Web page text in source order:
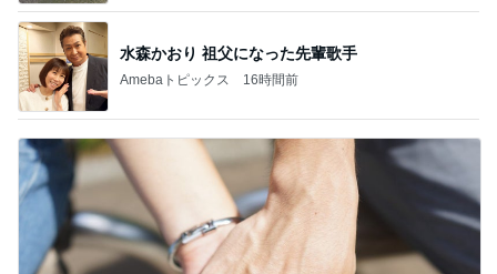
水森かおり 祖父になった先輩歌手
Amebaトピックス 16時間前